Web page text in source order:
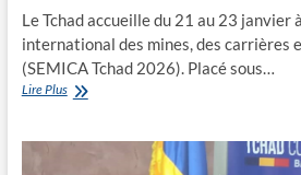
Le Tchad accueille du 21 au 23 janvier
international des mines, des carrières
(SEMICA Tchad 2026). Placé sous…
Lire PlusLe